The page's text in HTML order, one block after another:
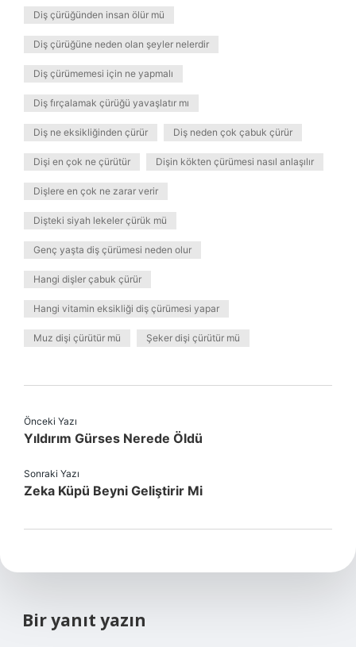
Diş çürüğünden insan ölür mü
Diş çürüğüne neden olan şeyler nelerdir
Diş çürümemesi için ne yapmalı
Diş fırçalamak çürüğü yavaşlatır mı
Diş ne eksikliğinden çürür Diş neden çok çabuk çürür
Dişi en çok ne çürütür Dişin kökten çürümesi nasıl anlaşılır
Dişlere en çok ne zarar verir
Dişteki siyah lekeler çürük mü
Genç yaşta diş çürümesi neden olur
Hangi dişler çabuk çürür
Hangi vitamin eksikliği diş çürümesi yapar
Muz dişi çürütür mü Şeker dişi çürütür mü
Önceki Yazı
Yıldırım Gürses Nerede Öldü
Sonraki Yazı
Zeka Küpü Beyni Geliştirir Mi
Bir yanıt yazın